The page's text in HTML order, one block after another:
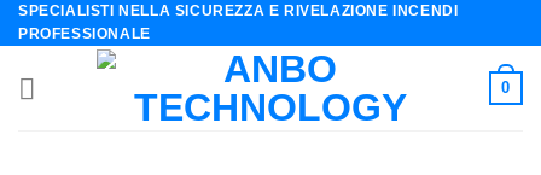
Skip
to
content
SPECIALISTI NELLA SICUREZZA E RIVELAZIONE INCENDI
PROFESSIONALE
0